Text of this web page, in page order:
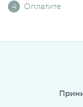
Оплатите